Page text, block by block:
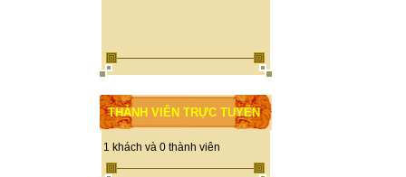
THÀNH VIÊN TRỰC TUYẾN
1 khách và 0 thành viên